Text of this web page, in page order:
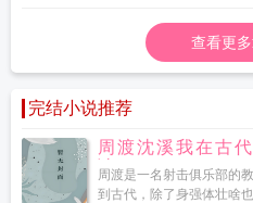
查看更多
完结小说推荐
周渡沈溪我在古
读
周渡是一名射击俱乐部的
到古代，除了身强体壮啥